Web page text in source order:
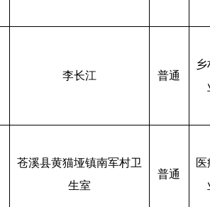
李长江 普通
苍溪县黄猫垭镇南军村卫
生室
普通